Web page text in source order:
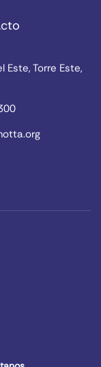
Torre Este,